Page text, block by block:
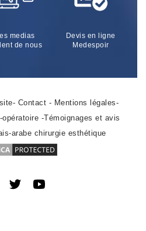
medias
de nous
Devis en ligne
Medespoir
- Contact - Mentions légales-
-Témoignages et avis
arabe chirurgie esthétique